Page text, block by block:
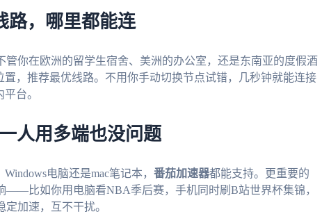
路，哪里都能连
管你在欧洲的留学生宿舍、美洲的办公室，还是东南亚的度假酒
，推荐最优线路。不用你手动切换节点试错，几秒钟就能连接
台。
人用多端也没问题
电脑还是mac笔记本， 番茄加速器都能支持。更重要的
——比如你用电脑看NBA季后赛，手机同时刷B站世界杯集锦，
加速，互不干扰。